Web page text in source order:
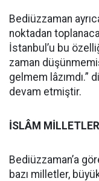
Bediüzzaman
noktadan
İstanbul’u bu
zaman
gelmem lâzımdı.”
devam etmiştir.
İSLÂM
Bediüzzaman’a
bazı milletler,